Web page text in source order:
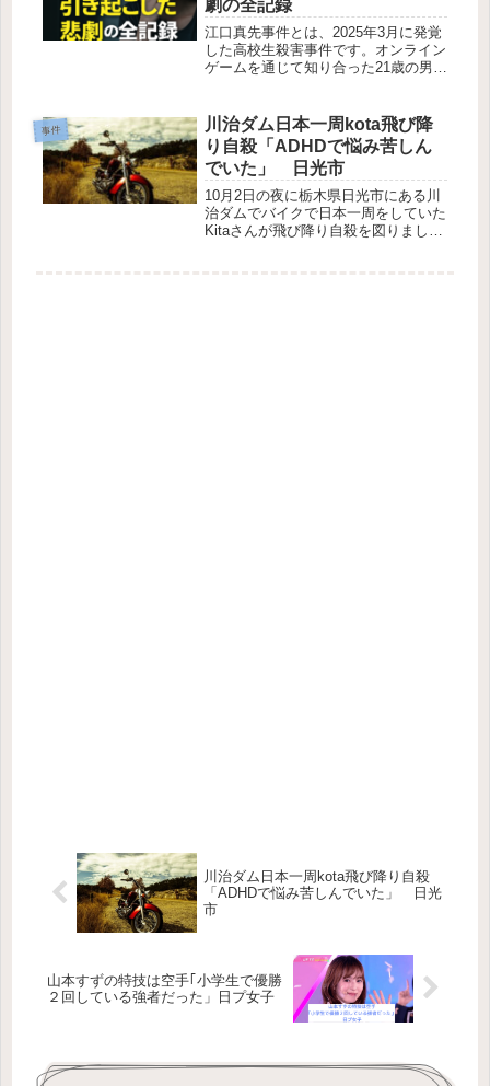
劇の全記録
江口真先事件とは、2025年3月に発覚
した高校生殺害事件です。オンライン
ゲームを通じて知り合った21歳の男性
見されたことで全国的な注目を集めま
した。容疑者である江口真先は、ゲー
ム内で知り合った被害者と直接対面し
た後、口論に発展し、犯行に及んだと
されています。
事件
川治ダム日本一周kota飛び降
り自殺「ADHDで悩み苦しん
でいた」 日光市
10月2日の夜に栃木県日光市にある川
治ダムでバイクで日本一周をしていた
Kitaさんが飛び降り自殺を図りまし
川治ダム日本一周kota飛び降り自殺
「ADHDで悩み苦しんでいた」 日光
市
山本すずの特技は空手｢小学生で優勝
２回している強者だった」日プ女子